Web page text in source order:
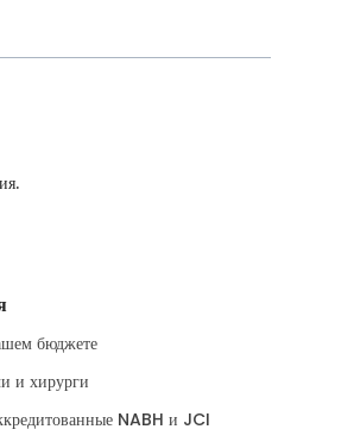
бюджете
и хирурги
NABH и JCI